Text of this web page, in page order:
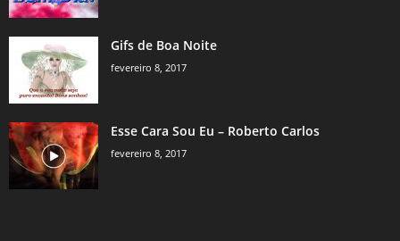
Gifs de Boa Noite
fevereiro 8, 2017
Esse Cara Sou Eu – Roberto Carlos
fevereiro 8, 2017